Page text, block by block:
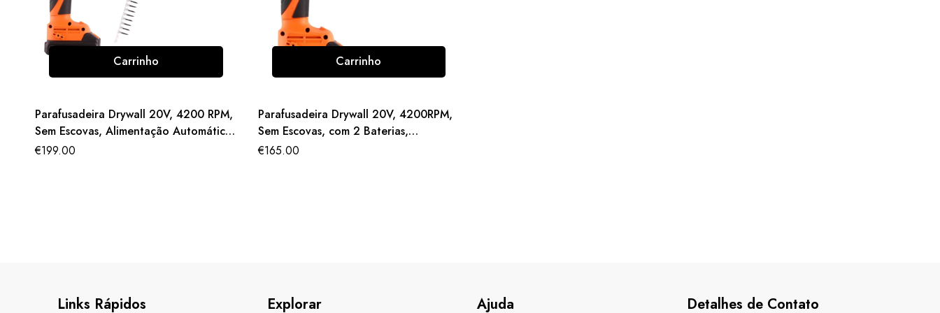
Carrinho
Parafusadeira Drywall 20V, 4200 RPM,
Sem Escovas, Alimentação Automática,
com 2 Baterias e Clipe de Cinto
€199.00
Carrinho
Parafusadeira Drywall 20V, 4200RPM,
Sem Escovas, com 2 Baterias,
Carregador, Clipe e Bolsa
€165.00
Links Rápidos Explorar Ajuda Detalhes de Contato